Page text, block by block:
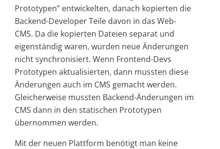
Prototypen” entwickelten, danach kopierten die
Backend-Developer Teile davon in das Web-
CMS. Da die kopierten Dateien separat und
eigenständig waren, wurden neue Änderungen
nicht synchronisiert. Wenn Frontend-Devs
Prototypen aktualisierten, dann mussten diese
Änderungen auch im CMS gemacht werden.
Gleicherweise mussten Backend-Änderungen im
CMS dann in den statischen Prototypen
übernommen werden.
Mit der neuen Plattform benötigt man keine